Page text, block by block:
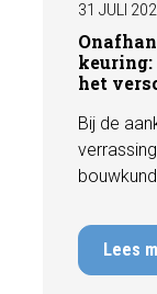
31 JULI
het
Bij de
woning,
Lees